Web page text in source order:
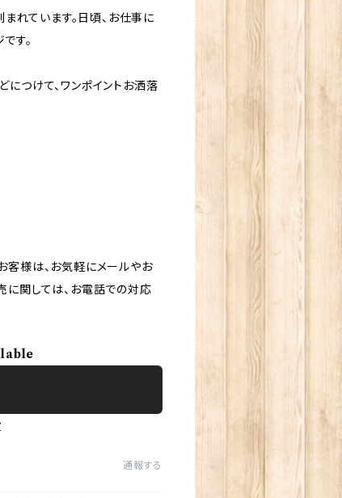
れています。日頃、お仕事に
す。
つけて、ワンポイントお洒落
客様は、お気軽にメールやお
に関しては、お電話での対応
通報する